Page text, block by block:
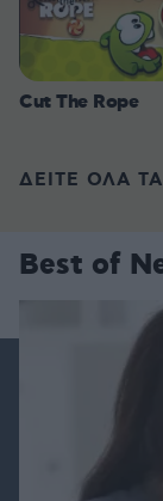
Cut The Rope
ΔΕΙΤΕ ΟΛΑ ΤΑ
Best of